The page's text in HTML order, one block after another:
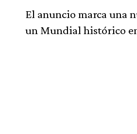
El anuncio marca una
un Mundial histórico